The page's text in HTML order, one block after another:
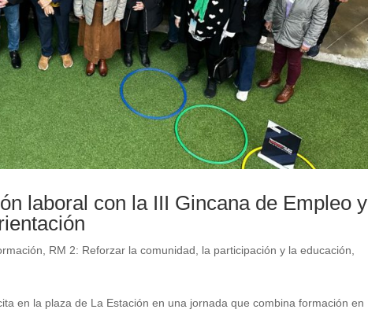
laboral con la III Gincana de Empleo y
RM 2: Reforzar la comunidad, la participación y la educación
en la plaza de La Estación en una jornada que combina formación en